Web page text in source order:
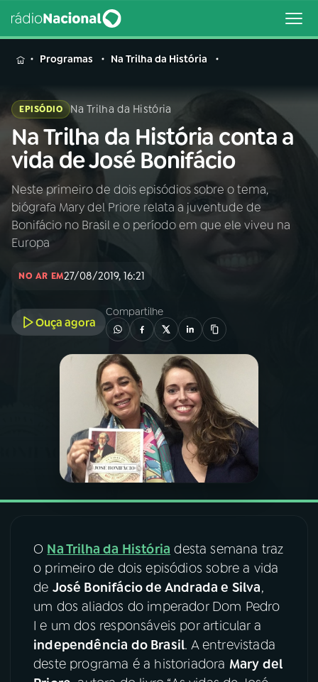
MENU
Buscar
na
Rádio
Nacional
Buscar
AO VIVO
PROGRAMAÇÃO
PROGRAMAS
PODCASTS
08 FESTIVAL DE MÚSICA
ACOMPANHE A RÁDIO NACIONAL
YouTube Facebook
Programas Na Trilha da História
EPISÓDIO Na Trilha da História
Na Trilha da História conta a
vida de José Bonifácio
Neste primeiro de dois episódios sobre o tema,
biógrafa Mary del Priore relata a juventude de
Bonifácio no Brasil e o período em que ele viveu na
Europa
NO AR EM27/08/2019, 16:21
Ouça agora
Compartilhe
O Na Trilha da História desta semana traz
o primeiro de dois episódios sobre a vida
de José Bonifácio de Andrada e Silva,
um dos aliados do imperador Dom Pedro
I e um dos responsáveis por articular a
independência do Brasil. A entrevistada
deste programa é a historiadora Mary del